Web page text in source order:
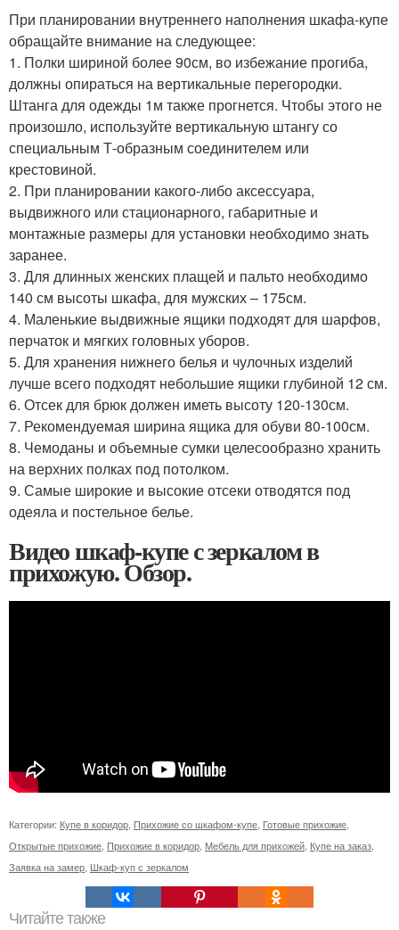
При планировании внутреннего наполнения шкафа-купе
обращайте внимание на следующее:
1. Полки шириной более 90см, во избежание прогиба,
должны опираться на вертикальные перегородки.
Штанга для одежды 1м также прогнется. Чтобы этого не
произошло, используйте вертикальную штангу со
специальным Т-образным соединителем или
крестовиной.
2. При планировании какого-либо аксессуара,
выдвижного или стационарного, габаритные и
монтажные размеры для установки необходимо знать
заранее.
3. Для длинных женских плащей и пальто необходимо
140 см высоты шкафа, для мужских – 175см.
4. Маленькие выдвижные ящики подходят для шарфов,
перчаток и мягких головных уборов.
5. Для хранения нижнего белья и чулочных изделий
лучше всего подходят небольшие ящики глубиной 12 см.
6. Отсек для брюк должен иметь высоту 120-130см.
7. Рекомендуемая ширина ящика для обуви 80-100см.
8. Чемоданы и объемные сумки целесообразно хранить
на верхних полках под потолком.
9. Самые широкие и высокие отсеки отводятся под
одеяла и постельное белье.
Видео шкаф-купе с зеркалом в
прихожую. Обзор.
Категории: Купе в коридор Прихожие со шкафом-купе Готовые прихожие
Открытые прихожие Прихожие в коридор Мебель для прихожей Купе на заказ
Заявка на замер Шкаф-куп с зеркалом
Читайте также